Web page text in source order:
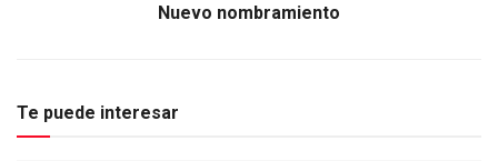
Nuevo nombramiento
Te puede interesar